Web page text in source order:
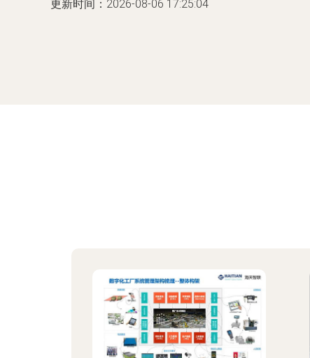
更新时间：2026-08-06 17:25:04